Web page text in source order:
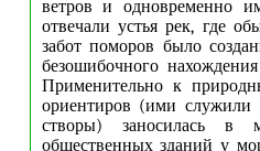
ветров и одновременно
отвечали устья рек, где
забот поморов было
безошибочного
Применительно к
ориентиров (ими служили
створы) заносилась в
общественных зданий у